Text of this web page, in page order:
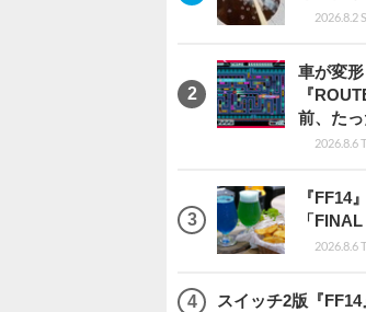
2026.8.2
車が変
『
前、た
2026.8.6
『FF14
「
2026.8.6
スイッチ2版『